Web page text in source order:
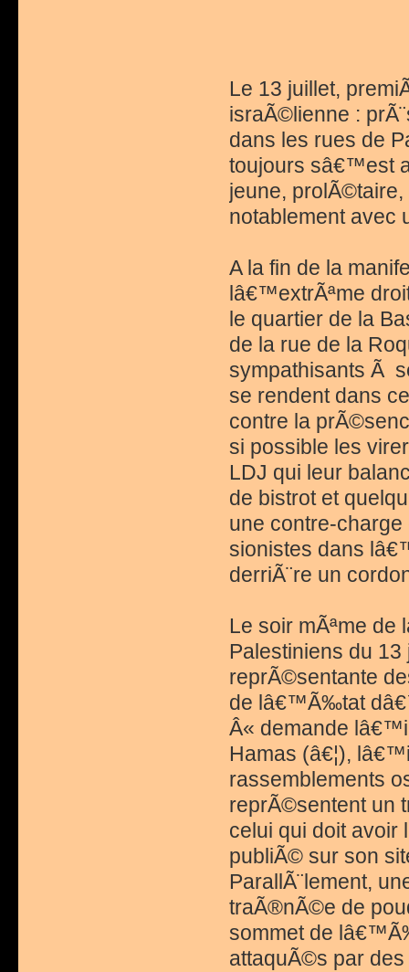
Le 13 juillet,
israÃ©lienne :
dans les rues de
toujours sâ€™est
jeune,
notablement avec
A la fin de la
lâ€™extrÃªme
le quartier de la
de la rue de la
sympathisants Ã
se rendent dans
contre la
si possible les
LDJ qui leur
de bistrot et
une contre-
sionistes dans
derriÃ¨re un
Le soir mÃªme de
Palestiniens du
reprÃ©sentante
de lâ€™Ã‰tat
Â« demande
Hamas (â€¦),
rassemblements
reprÃ©sentent un
celui qui doit
publiÃ© sur son
ParallÃ¨lement,
traÃ®nÃ©e de
sommet de
attaquÃ©s par